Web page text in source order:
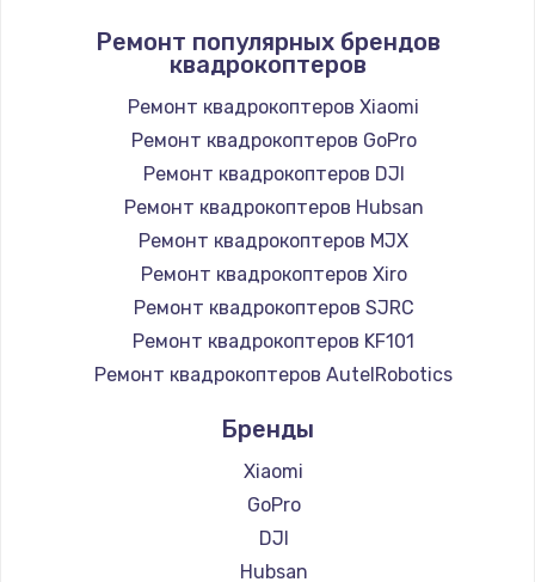
Ремонт популярных брендов
квадрокоптеров
Ремонт квадрокоптеров Xiaomi
Ремонт квадрокоптеров GoPro
Ремонт квадрокоптеров DJI
Ремонт квадрокоптеров Hubsan
Ремонт квадрокоптеров MJX
Ремонт квадрокоптеров Xiro
Ремонт квадрокоптеров SJRC
Ремонт квадрокоптеров KF101
Ремонт квадрокоптеров AutelRobotics
Бренды
Xiaomi
GoPro
DJI
Hubsan